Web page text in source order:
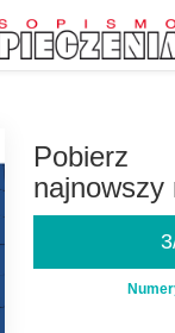
Pobierz
najnowszy